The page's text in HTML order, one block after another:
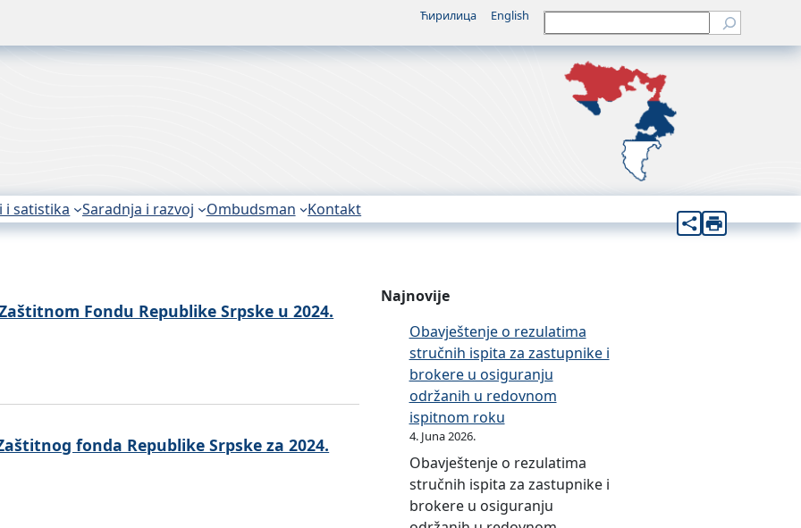
Ћирилица English Претрага
i satistika Saradnja i razvoj Ombudsman Kontakt
Fondu Republike Srpske u 2024.
fonda Republike Srpske za 2024.
Najnovije
Obavještenje o rezulatima
stručnih ispita za zastupnike i
brokere u osiguranju
održanih u redovnom
ispitnom roku
4. Juna 2026.
Obavještenje o rezulatima
stručnih ispita za zastupnike i
brokere u osiguranju